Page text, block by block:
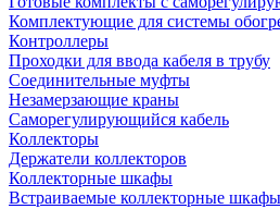
Комплектующие для системы
Контроллеры
Проходки для ввода кабеля в трубу
Соединительные муфты
Незамерзающие краны
Саморегулирующийся кабель
Коллекторы
Держатели коллекторов
Коллекторные шкафы
Встраиваемые коллекторные шкафы